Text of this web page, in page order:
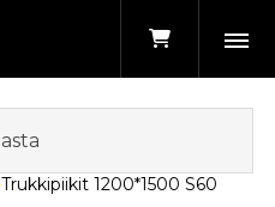
Trukkipiikit 1200*1500 S60